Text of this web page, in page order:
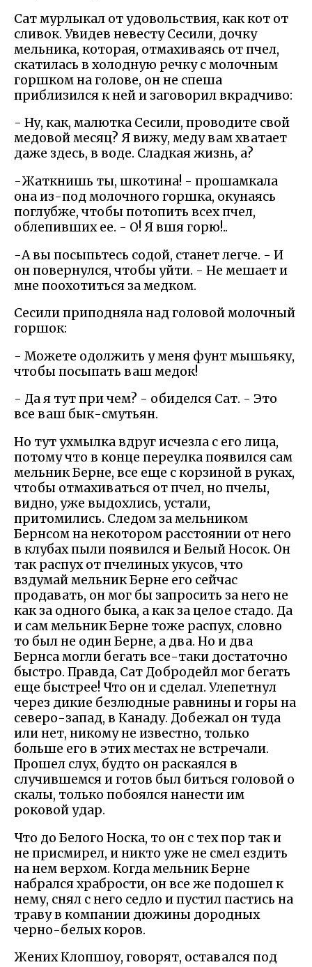
Сат мурлыкал от удовольствия, как кот от
сливок. Увидев невесту Сесили, дочку
мельника, которая, отмахиваясь от пчел,
скатилась в холодную речку с молочным
горшком на голове, он не спеша
приблизился к ней и заговорил вкрадчиво:
- Ну, как, малютка Сесили, проводите свой
медовой месяц? Я вижу, меду вам хватает
даже здесь, в воде. Сладкая жизнь, а?
-Жаткнишь ты, шкотина! - прошамкала
она из-под молочного горшка, окунаясь
поглубже, чтобы потопить всех пчел,
облепивших ее. - О! Я вшя горю!..
-А вы посыпьтесь содой, станет легче. - И
он повернулся, чтобы уйти. - Не мешает и
мне поохотиться за медком.
Сесили приподняла над головой молочный
горшок:
- Можете одолжить у меня фунт мышьяку,
чтобы посыпать ваш медок!
- Да я тут при чем? - обиделся Сат. - Это
все ваш бык-смутьян.
Но тут ухмылка вдруг исчезла с его лица,
потому что в конце переулка появился сам
мельник Берне, все еще с корзиной в руках,
чтобы отмахиваться от пчел, но пчелы,
видно, уже выдохлись, устали,
притомились. Следом за мельником
Бернсом на некотором расстоянии от него
в клубах пыли появился и Белый Носок. Он
так распух от пчелиных укусов, что
вздумай мельник Берне его сейчас
продавать, он мог бы запросить за него не
как за одного быка, а как за целое стадо. Да
и сам мельник Берне тоже распух, словно
то был не один Берне, а два. Но и два
Бернса могли бегать все-таки достаточно
быстро. Правда, Сат Добродейл мог бегать
еще быстрее! Что он и сделал. Улепетнул
через дикие безлюдные равнины и горы на
северо-запад, в Канаду. Добежал он туда
или нет, никому не известно, только
больше его в этих местах не встречали.
Прошел слух, будто он раскаялся в
случившемся и готов был биться головой о
скалы, только побоялся нанести им
роковой удар.
Что до Белого Носка, то он с тех пор так и
не присмирел, и никто уже не смел ездить
на нем верхом. Когда мельник Берне
набрался храбрости, он все же подошел к
нему, снял с него седло и пустил пастись на
траву в компании дюжины дородных
черно-белых коров.
Жених Клопшоу, говорят, оставался под